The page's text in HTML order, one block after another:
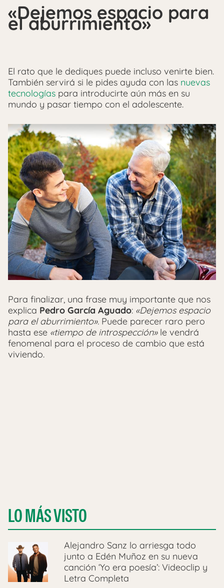
«Dejemos espacio para
el aburrimiento»
El rato que le dediques puede incluso venirte bien.
También servirá si le pides ayuda con las nuevas
tecnologías para introducirte aún más en su
mundo y pasar tiempo con el adolescente.
Para finalizar, una frase muy importante que nos
explica Pedro García Aguado: «Dejemos espacio
para el aburrimiento». Puede parecer raro pero
hasta ese «tiempo de introspección»le vendrá
fenomenal para el proceso de cambio que está
viviendo.
LO MÁS VISTO
Alejandro Sanz lo arriesga todo
junto a Edén Muñoz en su nueva
canción ‘Yo era poesía’: Videoclip y
Letra Completa